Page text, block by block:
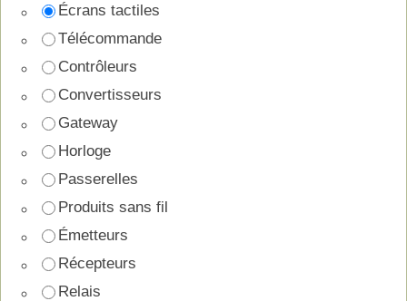
Écrans tactiles
Télécommande
Contrôleurs
Convertisseurs
Gateway
Horloge
Passerelles
Produits sans fil
Émetteurs
Récepteurs
Relais